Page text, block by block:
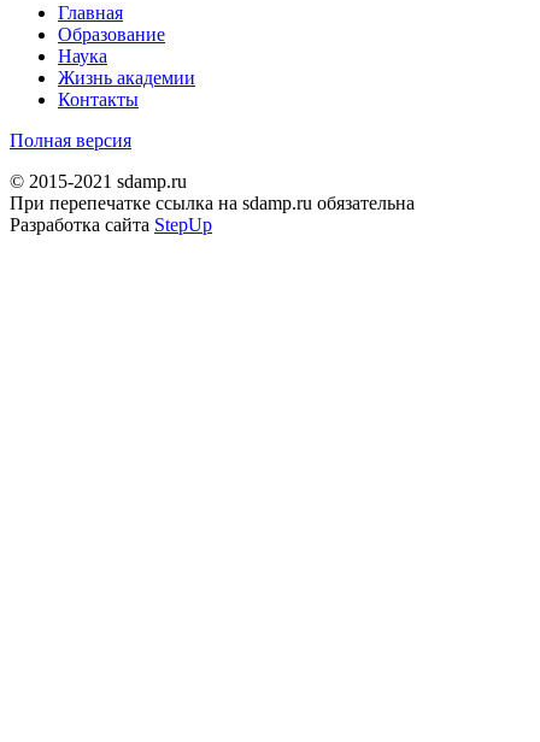
Главная
Образование
Наука
Жизнь академии
Контакты
Полная версия
© 2015-2021 sdamp.ru
При перепечатке ссылка на sdamp.ru обязательна
Разработка сайта StepUp